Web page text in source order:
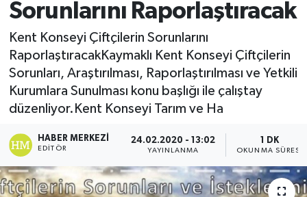
Sorunlarını Raporlaştıracak
Kent Konseyi Çiftçilerin Sorunlarını
RaporlaştıracakKaymaklı Kent Konseyi Çiftçilerin
Sorunları, Araştırılması, Raporlaştırılması ve Yetkili
Kurumlara Sunulması konu başlığı ile çalıştay
düzenliyor.Kent Konseyi Tarım ve Ha
HABER MERKEZI
EDITÖR
24.02.2020 - 13:02
YAYINLANMA
1 DK
OKUNMA SÜRESI